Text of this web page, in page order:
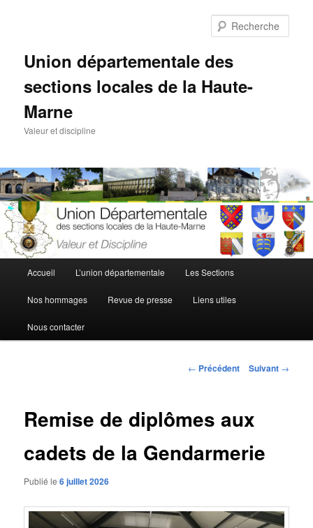
Union départementale des
sections locales de la Haute-
Marne
Valeur et discipline
principal
Accueil L’union départementale Les Sections
Nos hommages Revue de presse Liens utiles
Nous contacter
Navigation
← Précédent Suivant →
Remise de diplômes aux
cadets de la Gendarmerie
Publié le6 juillet 2026